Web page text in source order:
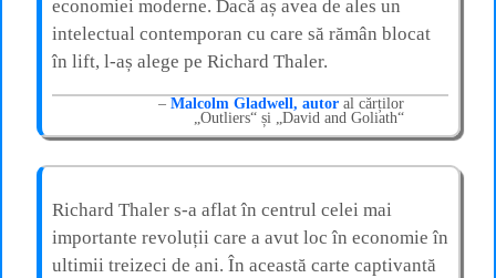
economiei moderne. Dacă aș avea de ales un
intelectual contemporan cu care să rămân blocat
în lift, l-aș alege pe Richard Thaler.
Malcolm Gladwell, autoral cărților
„Outliers“ și „David and Goliath“
Richard Thaler s-a aflat în centrul celei mai
importante revoluții care a avut loc în economie în
ultimii treizeci de ani. În această carte captivantă